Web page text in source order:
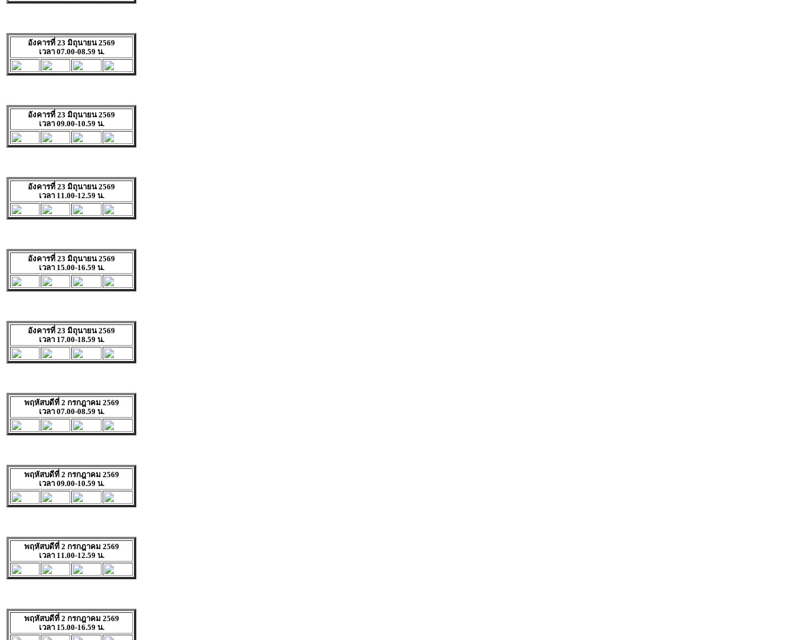
อังคารที่ 23 มิถุนายน 2569
เวลา 07.00-08.59 น.
อังคารที่ 23 มิถุนายน 2569
เวลา 09.00-10.59 น.
อังคารที่ 23 มิถุนายน 2569
เวลา 11.00-12.59 น.
อังคารที่ 23 มิถุนายน 2569
เวลา 15.00-16.59 น.
อังคารที่ 23 มิถุนายน 2569
เวลา 17.00-18.59 น.
พฤหัสบดีที่ 2 กรกฎาคม 2569
เวลา 07.00-08.59 น.
พฤหัสบดีที่ 2 กรกฎาคม 2569
เวลา 09.00-10.59 น.
พฤหัสบดีที่ 2 กรกฎาคม 2569
เวลา 11.00-12.59 น.
พฤหัสบดีที่ 2 กรกฎาคม 2569
เวลา 15.00-16.59 น.